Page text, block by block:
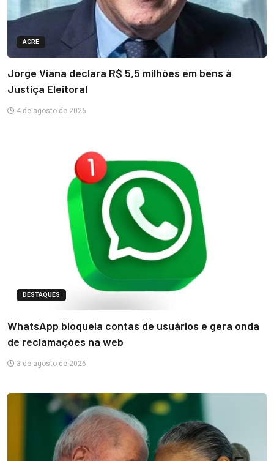
ACRE
Jorge Viana declara R$ 5,5 milhões em bens à
Justiça Eleitoral
4 de agosto de 2026
DESTAQUES
WhatsApp bloqueia contas de usuários e gera onda
de reclamações na web
3 de agosto de 2026